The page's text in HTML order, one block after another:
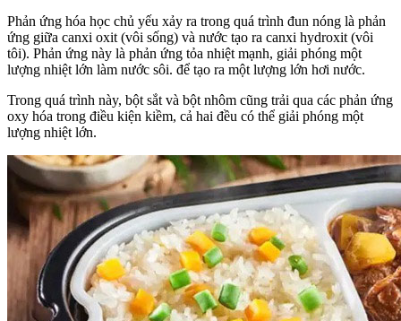
Phản ứng hóa học chủ yếu xảy ra trong quá trình đun nóng là phản
ứng giữa canxi oxit (vôi sống) và nước tạo ra canxi hydroxit (vôi
tôi). Phản ứng này là phản ứng tỏa nhiệt mạnh, giải phóng một
lượng nhiệt lớn làm nước sôi. để tạo ra một lượng lớn hơi nước.
Trong quá trình này, bột sắt và bột nhôm cũng trải qua các phản ứng
oxy hóa trong điều kiện kiềm, cả hai đều có thể giải phóng một
lượng nhiệt lớn.